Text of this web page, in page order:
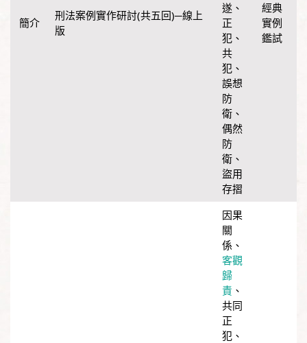
刑法案例實作研討(共五回)─線上
版
遂 、
正
犯 、
共
犯 、
誤想
防
衛 、
偶然
防
衛 、
盜用
存摺
經典
實例
鑑試
因果
關
係 、
客觀
歸
責 、
共同
正
犯 、